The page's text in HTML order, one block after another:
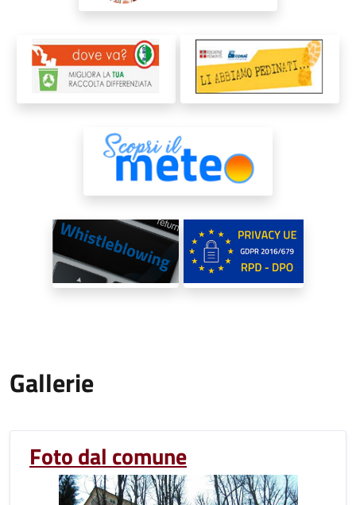
Gallerie
Foto dal comune